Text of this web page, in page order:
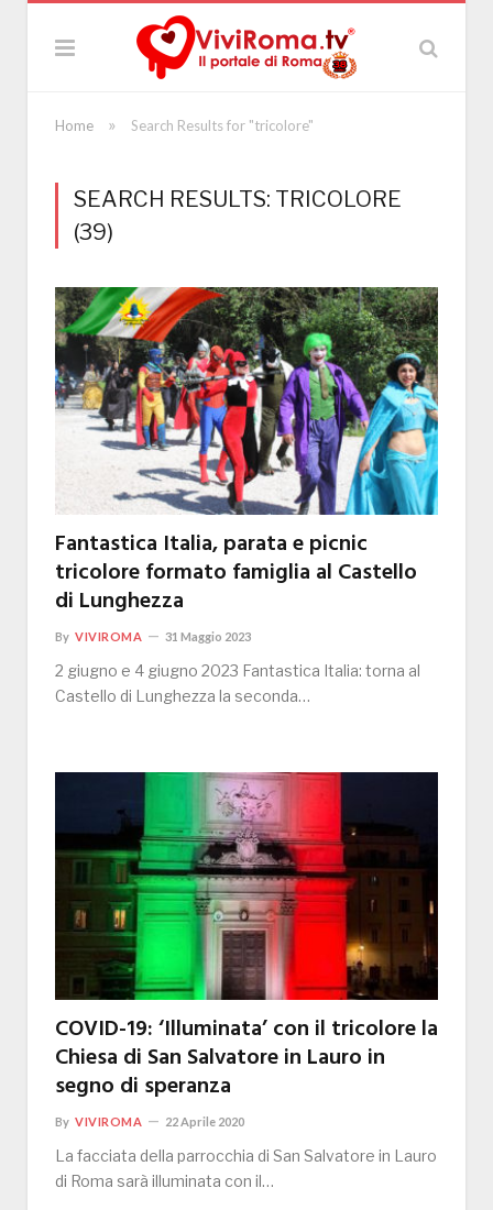
Home » Search Results for "tricolore"
SEARCH RESULTS: TRICOLORE
(39)
Fantastica Italia, parata e picnic
tricolore formato famiglia al Castello
di Lunghezza
By VIVIROMA 31 Maggio 2023
2 giugno e 4 giugno 2023 Fantastica Italia: torna al
Castello di Lunghezza la seconda…
COVID-19: ‘Illuminata’ con il tricolore la
Chiesa di San Salvatore in Lauro in
segno di speranza
By VIVIROMA 22 Aprile 2020
La facciata della parrocchia di San Salvatore in Lauro
di Roma sarà illuminata con il…